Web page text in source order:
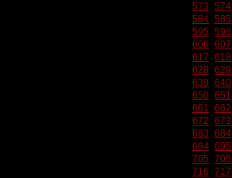
573 574
584 585
595 596
606 607
617 618
628 629
639 640
650 651
661 662
672 673
683 684
694 695
705 706
716 717